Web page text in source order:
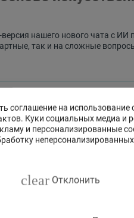
соглашение на использование
Куки социальных медиа
и персонализированные
clear Отклонить
версия нашего нового чата с
так и на сложные